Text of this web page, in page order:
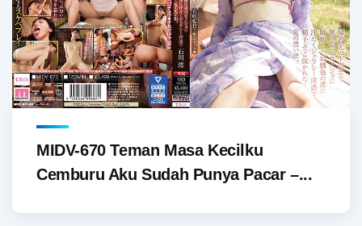
MIDV-670 Teman Masa Kecilku
Cemburu Aku Sudah Punya Pacar –...